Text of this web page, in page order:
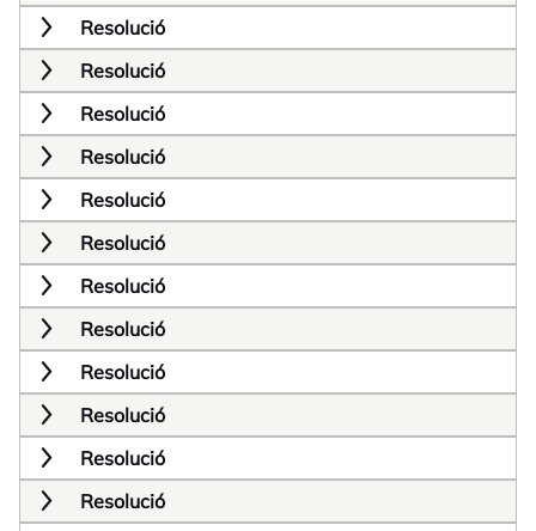
Resolució
Resolució
Resolució
Resolució
Resolució
Resolució
Resolució
Resolució
Resolució
Resolució
Resolució
Resolució